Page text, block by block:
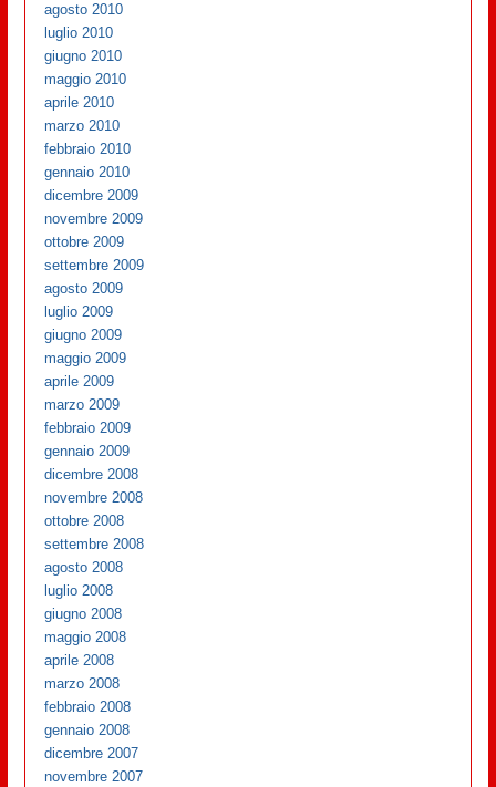
agosto 2010
luglio 2010
giugno 2010
maggio 2010
aprile 2010
marzo 2010
febbraio 2010
gennaio 2010
dicembre 2009
novembre 2009
ottobre 2009
settembre 2009
agosto 2009
luglio 2009
giugno 2009
maggio 2009
aprile 2009
marzo 2009
febbraio 2009
gennaio 2009
dicembre 2008
novembre 2008
ottobre 2008
settembre 2008
agosto 2008
luglio 2008
giugno 2008
maggio 2008
aprile 2008
marzo 2008
febbraio 2008
gennaio 2008
dicembre 2007
novembre 2007